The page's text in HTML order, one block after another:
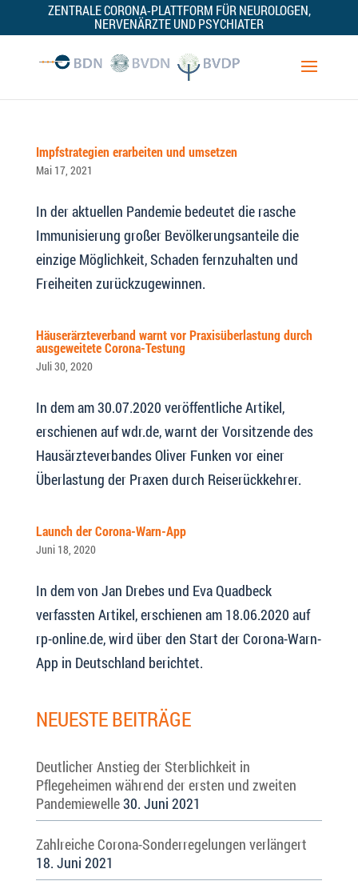
ZENTRALE CORONA-PLATTFORM FÜR NEUROLOGEN,
NERVENÄRZTE UND PSYCHIATER
Impfstrategien erarbeiten und umsetzen
Mai 17, 2021
In der aktuellen Pandemie bedeutet die rasche
Immunisierung großer Bevölkerungsanteile die
einzige Möglichkeit, Schaden fernzuhalten und
Freiheiten zurückzugewinnen.
Häuserärzteverband warnt vor Praxisüberlastung durch
ausgeweitete Corona-Testung
Juli 30, 2020
In dem am 30.07.2020 veröffentliche Artikel,
erschienen auf wdr.de, warnt der Vorsitzende des
Hausärzteverbandes Oliver Funken vor einer
Überlastung der Praxen durch Reiserückkehrer.
Launch der Corona-Warn-App
Juni 18, 2020
In dem von Jan Drebes und Eva Quadbeck
verfassten Artikel, erschienen am 18.06.2020 auf
rp-online.de, wird über den Start der Corona-Warn-
App in Deutschland berichtet.
NEUESTE BEITRÄGE
Deutlicher Anstieg der Sterblichkeit in
Pflegeheimen während der ersten und zweiten
Pandemiewelle30. Juni 2021
Zahlreiche Corona-Sonderregelungen verlängert
18. Juni 2021